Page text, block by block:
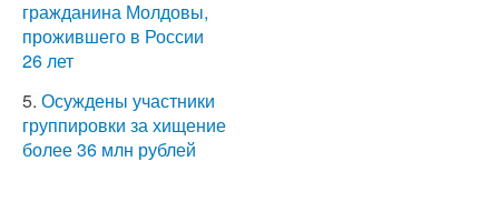
гражданина Молдовы,
прожившего в России
26 лет
5. Осуждены участники
группировки за хищение
более 36 млн рублей